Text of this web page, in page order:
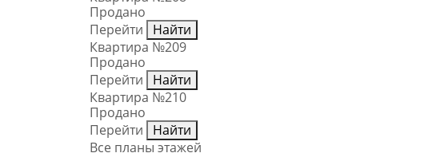
Продано
Перейти
Найти
Квартира №209
Продано
Перейти
Найти
Квартира №210
Продано
Перейти
Найти
Все планы этажей